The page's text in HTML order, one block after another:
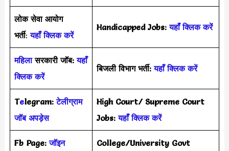
लोक सेवा आयोग
भर्ती:यहाँ क्लिक करें
Handicapped Jobs:यहाँ क्लिक करें
महिलासरकारी जॉब: यहाँ
क्लिक करें
बिजली विभाग भर्ती:यहाँ क्लिक करें
Telegram: टेलीग्राम
जॉब अपड़ेस
High Court/ Supreme Court
Jobs:यहाँ क्लिक करें
Fb Page:जॉइन
College/University Govt